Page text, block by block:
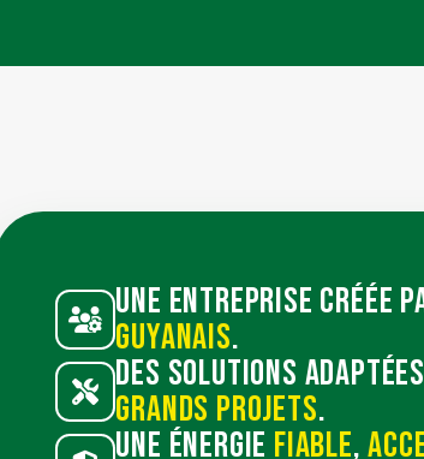
Une entreprise créée
guyanais.
Des solutions
grands projets.
Une énergie fiable,